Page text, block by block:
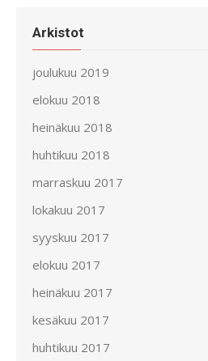
Arkistot
joulukuu 2019
elokuu 2018
heinäkuu 2018
huhtikuu 2018
marraskuu 2017
lokakuu 2017
syyskuu 2017
elokuu 2017
heinäkuu 2017
kesäkuu 2017
huhtikuu 2017